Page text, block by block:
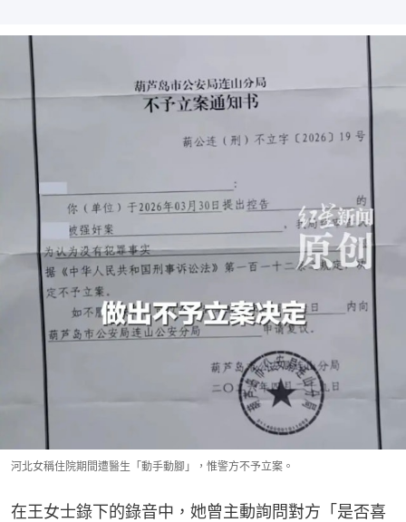
河北女稱住院期間遭醫生「動手動腳」，惟警方不予立案。
在王女士錄下的錄音中，她曾主動詢問對方「是否喜